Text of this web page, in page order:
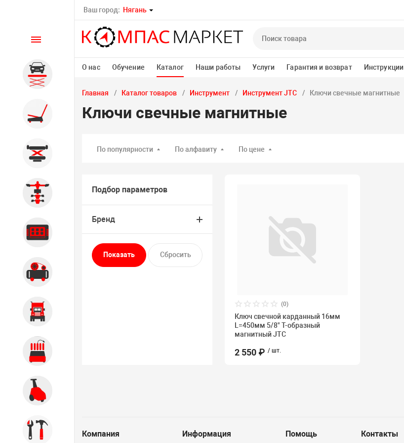
Ваш город: Нягань
О нас Обучение Каталог Наши работы Услуги Гарантия и возврат Инструкции
Каталог
Автомобильные подъемники
Шиномонтажное
оборудование
Общегаражное
Стенды сход-развал
Диагностика
Инструмент
Главная Каталог товаров Инструмент Инструмент JTC Ключи свечные магнитные
Ключи свечные магнитные
По популярности По алфавиту По цене
Подбор параметров
Бренд
(0)
Ключ свечной карданный 16мм
L=450мм 5/8" Т-образный
магнитный JTC
2 550 ₽ / шт.
Компания Информация Помощь Контакты